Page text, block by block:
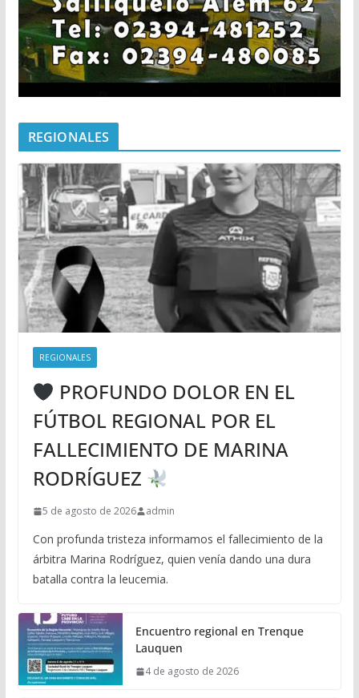
REGIONALES
REGIONALES
PROFUNDO DOLOR EN EL
FÚTBOL REGIONAL POR EL
FALLECIMIENTO DE MARINA
RODRÍGUEZ
5 de agosto de 2026 admin
Con profunda tristeza informamos el fallecimiento de la
árbitra Marina Rodríguez, quien venía dando una dura
batalla contra la leucemia.
Encuentro regional en Trenque
Lauquen
4 de agosto de 2026